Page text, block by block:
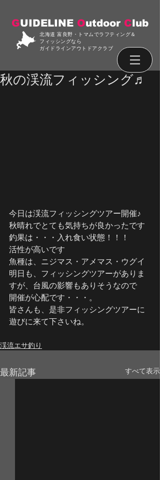
GUIDELINE Outdoor Club
北海道 富良野・トマムでラフティング＆
フィッシングなら
ガイドラインアウトドアクラブ
秋の渓流フィッシング♬
今日は渓流フィッシングツアー開催♪
秋晴れでとても気持ちが良かったです
釣果は・・・入れ食い状態！！！
活性が高いです
魚種は、ニジマス・アメマス・ウグイ
明日も、フィッシングツアーがありま
すが、台風の影響もありそうなので
開催が心配です・・・。
皆さんも、是非フィッシングツアーに
遊びに来て下さいね。
渓流エサ釣り
最新記事 すべて表示